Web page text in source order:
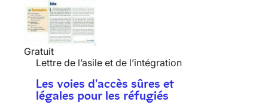
Gratuit
Lettre de l’asile et de l’intégration
Les voies d'accès sûres et
légales pour les réfugiés